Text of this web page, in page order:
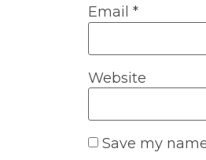
Email *
Website
Save my